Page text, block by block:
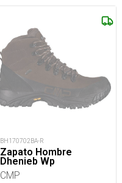
BH170702BA-R
Zapato Hombre
Dhenieb Wp
CMP